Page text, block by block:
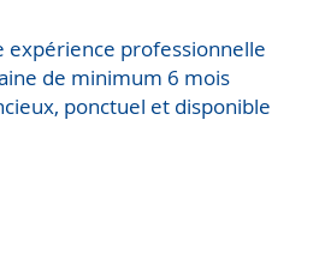
expérience professionnelle
de minimum 6 mois
ponctuel et disponible